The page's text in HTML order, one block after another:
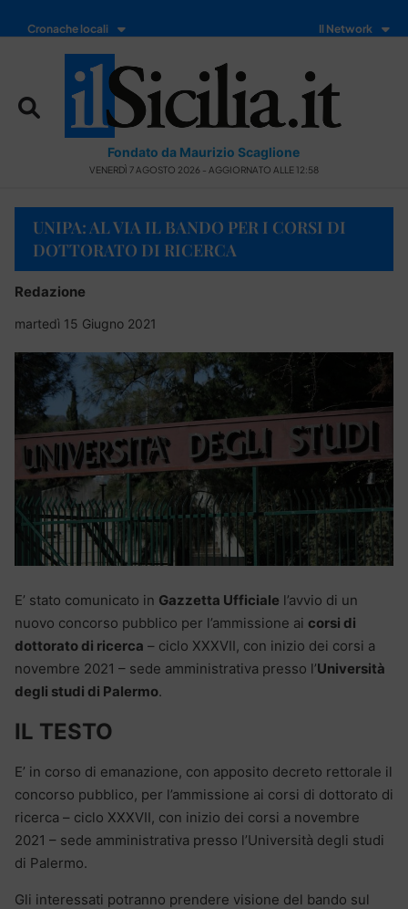
Cronache locali Il Network
Fondato da Maurizio Scaglione
VENERDÌ 7 AGOSTO 2026 - AGGIORNATO ALLE 12:58
UNIPA: AL VIA IL BANDO PER I CORSI DI
DOTTORATO DI RICERCA
Redazione
martedì 15 Giugno 2021
E’ stato comunicato in Gazzetta Ufficiale l’avvio di un
nuovo concorso pubblico per l’ammissione ai corsi di
dottorato di ricerca – ciclo XXXVII, con inizio dei corsi a
novembre 2021 – sede amministrativa presso l’Università
degli studi di Palermo.
IL TESTO
E’ in corso di emanazione, con apposito decreto rettorale il
concorso pubblico, per l’ammissione ai corsi di dottorato di
ricerca – ciclo XXXVII, con inizio dei corsi a novembre
2021 – sede amministrativa presso l’Università degli studi
di Palermo.
Gli interessati potranno prendere visione del bando sul